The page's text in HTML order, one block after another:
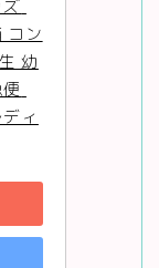
コン
幼
ィ